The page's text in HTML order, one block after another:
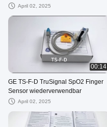
April 02, 2025
00:14
GE TS-F-D TruSignal SpO2 Finger
Sensor wiederverwendbar
April 02, 2025